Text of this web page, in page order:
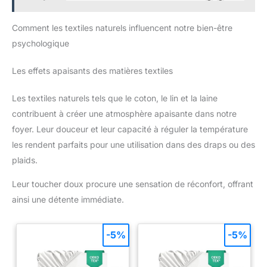
éclairage indirect lumineux et
meilleures conditions pour ce
lumière directe du soleil, mais
les plantes vertes ne soient pas
brusques de température ou à
des courants d'air froids
spécial pour une livraison en toute sécurité. Une qualité
profite d’un air frais chez toi !
Comment les textiles naturels influencent notre bien-être
psychologique
Les effets apaisants des matières textiles
Les textiles naturels tels que le coton, le lin et la laine
contribuent à créer une atmosphère apaisante dans notre
foyer. Leur douceur et leur capacité à réguler la température
les rendent parfaits pour une utilisation dans des draps ou des
plaids.
Leur toucher doux procure une sensation de réconfort, offrant
ainsi une détente immédiate.
-5% -5%